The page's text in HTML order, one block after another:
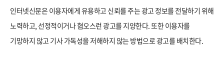
인터넷신문은 이용자에게 유용하고 신뢰를 주는 광고 정보를 전달하기 위해
노력하고, 선정적이거나 혐오스런 광고를 지양한다. 또한 이용자를
기망하지 않고 기사 가독성을 저해하지 않는 방법으로 광고를 배치한다.